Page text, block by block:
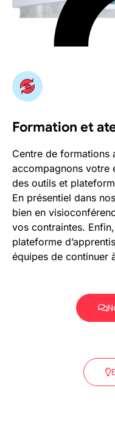
Formation et
Centre de formations
accompagnons votre
des outils et
En présentiel dans
bien en
vos contraintes.
plateforme
équipes de continuer